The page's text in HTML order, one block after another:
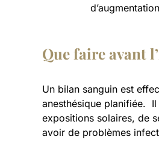
Que faire avant
Un bilan sanguin est
anesthésique planifiée. Il
expositions solaires, de
avoir de problèmes